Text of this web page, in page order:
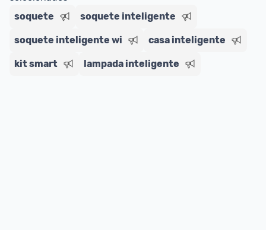
soquete
soquete inteligente
soquete inteligente wi casa inteligente
kit smart lampada inteligente